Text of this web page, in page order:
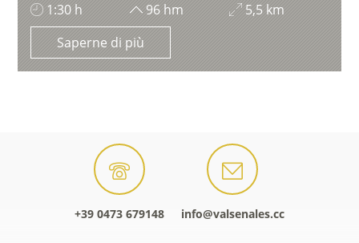
1:30 h
96 hm
5,5 km
Saperne di più
+39 0473 679148 info@valsenales.cc